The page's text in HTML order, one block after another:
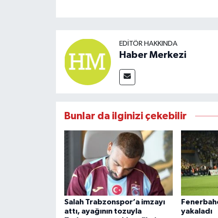
EDITÖR HAKKINDA
Haber Merkezi
Bunlar da ilginizi çekebilir
Salah Trabzonspor’a imzayı
attı, ayağının tozuyla
yakaladı